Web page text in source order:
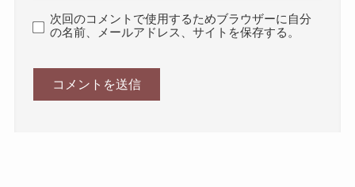
次回のコメントで使用するためブラウザーに自分
の名前、メールアドレス、サイトを保存する。